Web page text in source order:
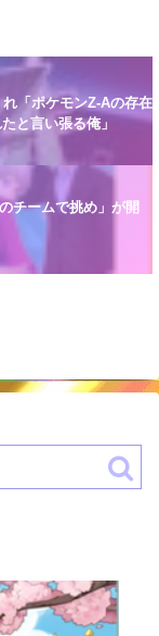
「ポケモンZ-Aの存在
と言い張る俺」
チームで挑め」が開